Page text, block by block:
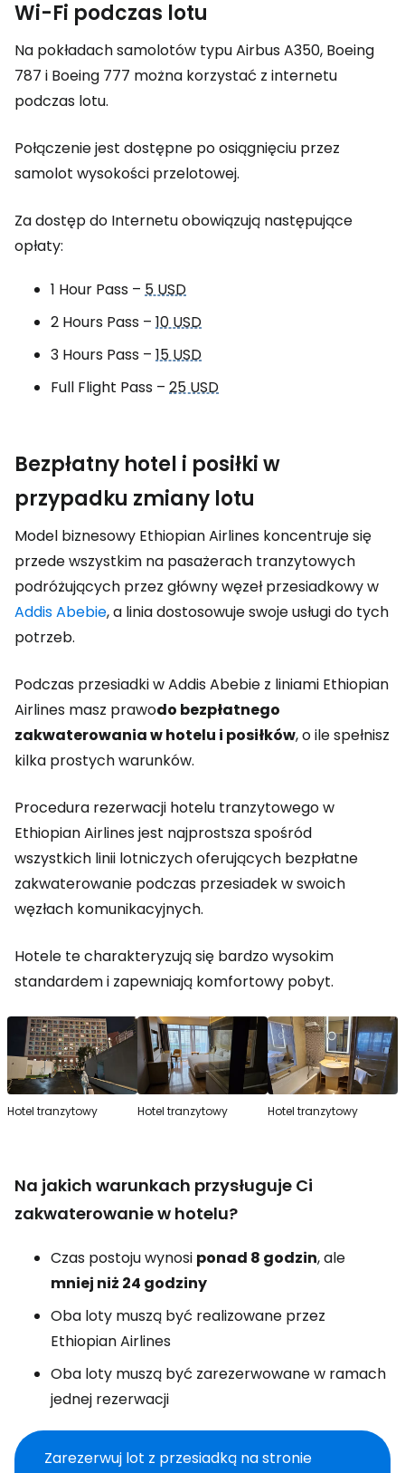
Wi-Fi podczas lotu
Na pokładach samolotów typu Airbus A350, Boeing
787 i Boeing 777 można korzystać z internetu
podczas lotu.
Połączenie jest dostępne po osiągnięciu przez
samolot wysokości przelotowej.
Za dostęp do Internetu obowiązują następujące
opłaty:
1 Hour Pass – 5 USD
2 Hours Pass – 10 USD
3 Hours Pass – 15 USD
Full Flight Pass – 25 USD
Bezpłatny hotel i posiłki w
przypadku zmiany lotu
Model biznesowy Ethiopian Airlines koncentruje się
przede wszystkim na pasażerach tranzytowych
podróżujących przez główny węzeł przesiadkowy w
Addis Abebie, a linia dostosowuje swoje usługi do tych
potrzeb.
Podczas przesiadki w Addis Abebie z liniami Ethiopian
Airlines masz prawodo bezpłatnego
zakwaterowania w hotelu i posiłków, o ile spełnisz
kilka prostych warunków.
Procedura rezerwacji hotelu tranzytowego w
Ethiopian Airlines jest najprostsza spośród
wszystkich linii lotniczych oferujących bezpłatne
zakwaterowanie podczas przesiadek w swoich
węzłach komunikacyjnych.
Hotele te charakteryzują się bardzo wysokim
standardem i zapewniają komfortowy pobyt.
Hotel tranzytowy Hotel tranzytowy Hotel tranzytowy
Na jakich warunkach przysługuje Ci
zakwaterowanie w hotelu?
Czas postoju wynosi ponad 8 godzin, ale
mniej niż 24 godziny
Oba loty muszą być realizowane przez
Ethiopian Airlines
Oba loty muszą być zarezerwowane w ramach
jednej rezerwacji
Zarezerwuj lot z przesiadką na stronie